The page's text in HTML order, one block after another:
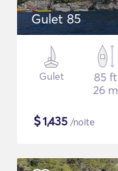
Gulet 85
Gulet
85 ft
26 m
$1,435 /noite